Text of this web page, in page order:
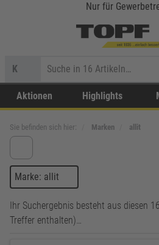
Nur für
K
Aktionen Highlights
Sie befinden sich hier: Marken allit
Marke: allit
Ihr Suchergebnis besteht aus diesen
Treffer enthalten)…